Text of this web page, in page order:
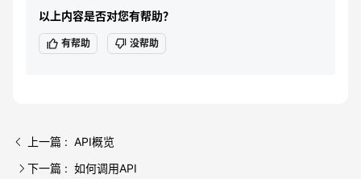
以上内容是否对您有帮助？
有帮助 没帮助
上一篇 : API概览
下一篇 : 如何调用API